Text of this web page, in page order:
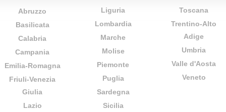
Abruzzo
Basilicata
Calabria
Campania
Emilia-Romagna
Friuli-Venezia
Giulia
Lazio
Liguria
Lombardia
Marche
Molise
Piemonte
Puglia
Sardegna
Sicilia
Toscana
Trentino-Alto
Adige
Umbria
Valle d'Aosta
Veneto